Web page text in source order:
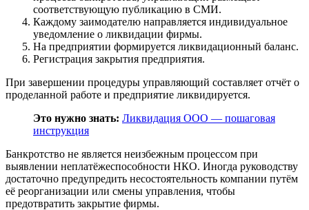
соответствующую публикацию в СМИ.
Каждому заимодателю направляется индивидуальное
уведомление о ликвидации фирмы.
На предприятии формируется ликвидационный баланс.
Регистрация закрытия предприятия.
При завершении процедуры управляющий составляет отчёт о
проделанной работе и предприятие ликвидируется.
Это нужно знать: Ликвидация ООО — пошаговая
инструкция
Банкротство не является неизбежным процессом при
выявлении неплатёжеспособности НКО. Иногда руководству
достаточно предупредить несостоятельность компании путём
её реорганизации или смены управления, чтобы
предотвратить закрытие фирмы.